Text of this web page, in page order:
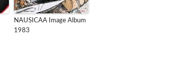
NAUSICAA Image Album
1983